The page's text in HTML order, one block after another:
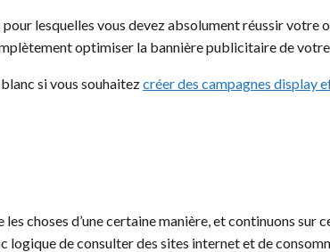
lesquelles vous devez absolument réussir
optimiser la bannière publicitaire de
si vous souhaitezcréer des campagnes display
choses d’une certaine manière, et continuons sur
de consulter des sites internet et de